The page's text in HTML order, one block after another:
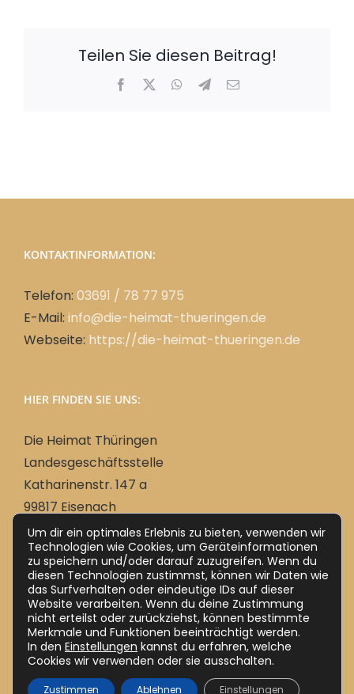
Teilen Sie diesen Beitrag!
Facebook WhatsApp
Telegram
E-
KONTAKTINFORMATION:
Telefon: 03691 / 78 77 975
E-Mail: info@die-heimat-thueringen.de
Webseite: https://die-heimat-thueringen.de
HIER FINDEN SIE UNS:
Die Heimat Thüringen
Landesgeschäftsstelle
Katharinenstr. 147 a
99817 Eisenach
Deutsch
Um dir ein optimales Erlebnis zu bieten, verwenden wir
Technologien wie Cookies, um Geräteinformationen
zu speichern und/oder darauf zuzugreifen. Wenn du
diesen Technologien zustimmst, können wir Daten wie
das Surfverhalten oder eindeutige IDs auf dieser
Website verarbeiten. Wenn du deine Zustimmung
nicht erteilst oder zurückziehst, können bestimmte
Merkmale und Funktionen beeinträchtigt werden.
In den Einstellungen kannst du erfahren, welche
Cookies wir verwenden oder sie ausschalten.
Zustimmen Ablehnen Einstellungen